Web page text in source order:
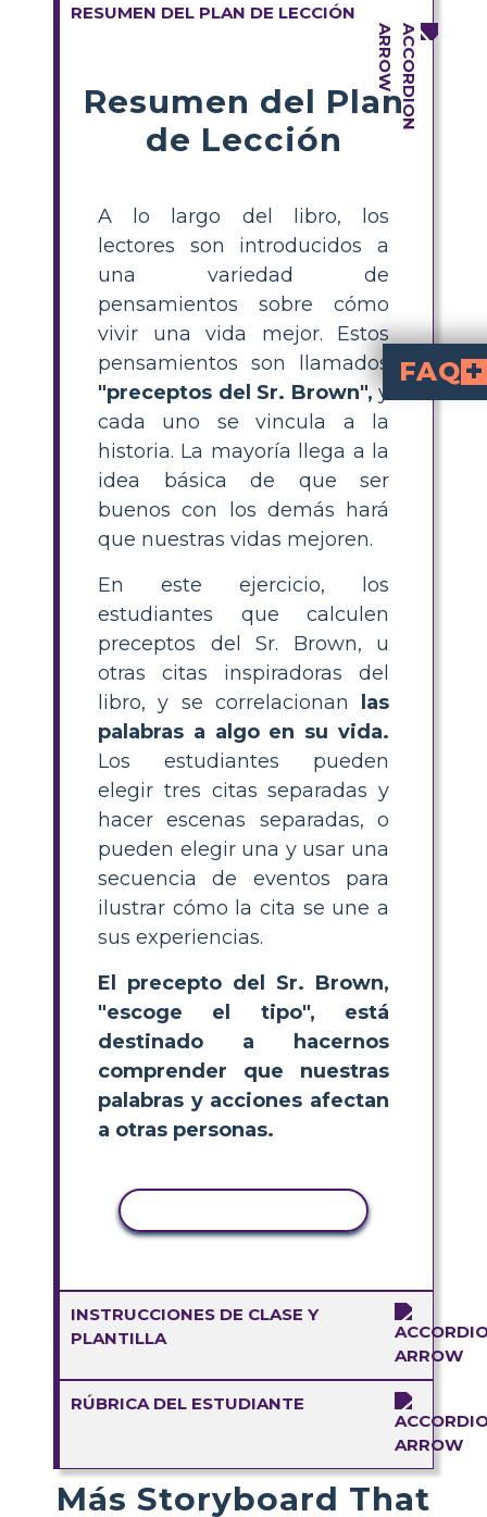
RESUMEN DEL PLAN DE LECCIÓN
Resumen del Plan
de Lección
A lo largo del libro, los
lectores son introducidos a
una variedad de
pensamientos sobre cómo
vivir una vida mejor. Estos
pensamientos son llamados
"preceptos del Sr. Brown",y
cada uno se vincula a la
historia. La mayoría llega a la
idea básica de que ser
buenos con los demás hará
que nuestras vidas mejoren.
En este ejercicio, los
estudiantes que calculen
preceptos del Sr. Brown, u
otras citas inspiradoras del
libro, y se correlacionan
las
palabras a algo en su vida.
Los estudiantes pueden
elegir tres citas separadas y
hacer escenas separadas, o
pueden elegir una y usar una
secuencia de eventos para
ilustrar cómo la cita se une a
sus experiencias.
El precepto del Sr. Brown,
"escoge el tipo", está
destinado a hacernos
comprender que nuestras
palabras y acciones afectan
a otras personas.
INSTRUCCIONES DE CLASE Y
PLANTILLA
RÚBRICA DEL ESTUDIANTE
Más Storyboard That
FAQ